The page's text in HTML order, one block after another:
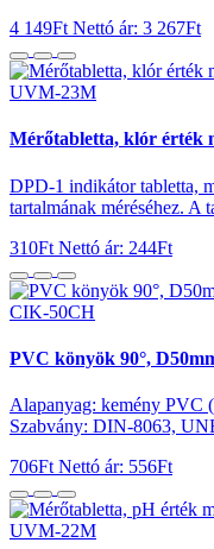
4 149Ft Nettó ár: 3 267Ft
UVM-23M
Mérőtabletta, klór érték
DPD-1 indikátor tabletta,
tartalmának méréséhez. A
310Ft Nettó ár: 244Ft
CIK-50CH
PVC könyök 90°,
Alapanyag: kemény PVC
Szabvány: DIN-8063,
706Ft Nettó ár: 556Ft
UVM-22M